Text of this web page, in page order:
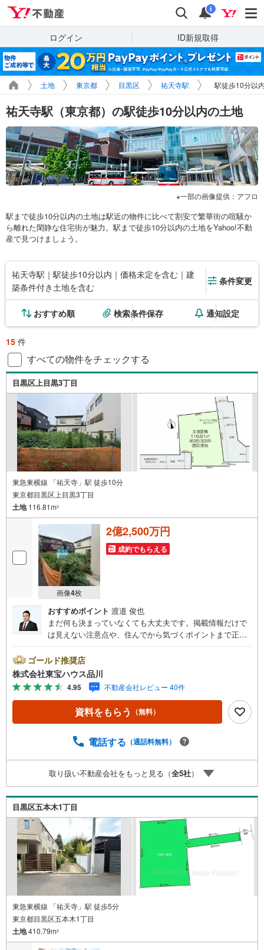
検索 通知
i
ログイン ID新規取得
土地 東京都 目黒区 祐天寺駅 駅徒歩10分以
祐天寺駅（東京都）の駅徒歩10分以内の土地
一部の画像提供：アフロ
駅まで徒歩10分以内の土地は駅近の物件に比べて割安で繁華街の喧騒か
ら離れた閑静な住宅街が魅力。駅まで徒歩10分以内の土地をYahoo!不動
産で見つけましょう。
祐天寺駅｜駅徒歩10分以内｜価格未定を含む｜建
築条件付き土地を含む
条件変更
おすすめ順 検索条件保存 通知設定
15 件
すべての物件をチェックする
目黒区上目黒3丁目
東急東横線 「祐天寺」駅 徒歩10分
東京都目黒区上目黒3丁目
土地116.81m2
画像4枚
2億2,500万円
成約でもらえる
おすすめポイント 渡邉 俊也
まだ何も決まっていなくても大丈夫です。掲載情報だけで
は見えない注意点や、住んでから気づくポイントまで正直
とも包み隠さずお伝えし、「納得して選ぶ」ためのサポー
トを大切にしています。現地でしか分からないリアルな情
報も含めて、一緒に後悔しない住まい探しを進めていきま
しょう。まずはお気軽にご相談ください。【Yahoo！ 不動
産キャンペーン対象店舗】当店で物件を成約するとPayPay
ボーナスライトがもらえる「Yahoo！ 不動産 物件ご成約キ
予約をする」ボタンからお問い合わせください。※必ずYah
スライトは出金と譲渡はできません。ご案内・詳細な資料
のご請求はお気軽にどうぞ♪お電話でのお問い合わせも常
時受け付けております！お気軽にお問い合わせください。
ゴールド推奨店
株式会社東宝ハウス品川
4.95 不動産会社レビュー 40件
資料をもらう （無料）
電話する （通話料無料）
取り扱い不動産会社をもっと見る（全5社）
目黒区五本木1丁目
東急東横線 「祐天寺」駅 徒歩5分
東京都目黒区五本木1丁目
土地410.79m2